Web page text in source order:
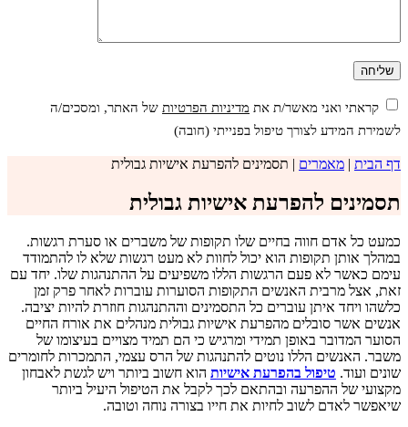
קראתי ואני מאשר/ת את מדיניות הפרטיות של האתר, ומסכים/ה
לשמירת המידע לצורך טיפול בפנייתי (חובה)
דף הבית | מאמרים | תסמינים להפרעת אישיות גבולית
תסמינים להפרעת אישיות גבולית
כמעט כל אדם חווה בחיים שלו תקופות של משברים או סערת רגשות.
במהלך אותן תקופות הוא יכול לחוות לא מעט רגשות שלא לו להתמודד
עימם כאשר לא פעם הרגשות הללו משפיעים על ההתנהגות שלו. יחד עם
זאת, אצל מרבית האנשים התקופות הסוערות עוברות לאחר פרק זמן
כלשהו ויחד איתן עוברים כל התסמינים וההתנהגות חוזרת להיות יציבה.
אנשים אשר סובלים מהפרעת אישיות גבולית מנהלים את אורח החיים
הסוער המדובר באופן תמידי ומרגיש כי הם תמיד מצויים בעיצומו של
משבר. האנשים הללו נוטים להתנהגות של הרס עצמי, התמכרות לחומרים
שונים ועוד. טיפול בהפרעת אישיות הוא חשוב ביותר ויש לגשת לאבחון
מקצועי של ההפרעה ובהתאם לכך לקבל את הטיפול היעיל ביותר
שיאפשר לאדם לשוב לחיות את חייו בצורה נוחה וטובה.